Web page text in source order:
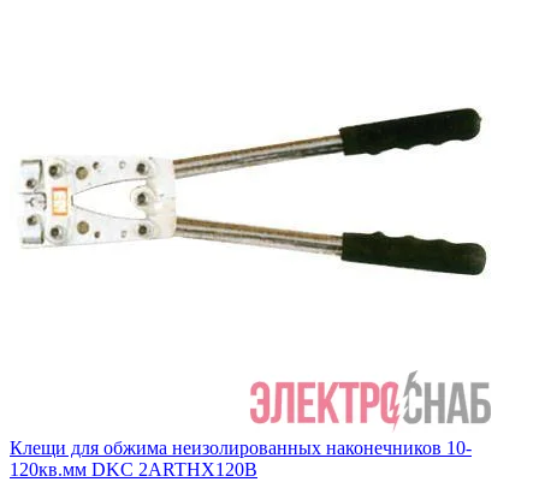
Клещи для обжима неизолированных наконечников 10-
120кв.мм DKC 2ARTHX120B